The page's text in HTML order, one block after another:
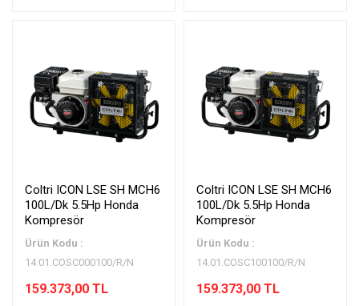
Coltri ICON LSE SH MCH6
100L/Dk 5.5Hp Honda
Kompresör
Ürün Kodu :
14.01.COSC000100/R/N
159.373,00 TL
Coltri ICON LSE SH MCH6
100L/Dk 5.5Hp Honda
Kompresör
Ürün Kodu :
14.01.COSC100100/R/N
159.373,00 TL